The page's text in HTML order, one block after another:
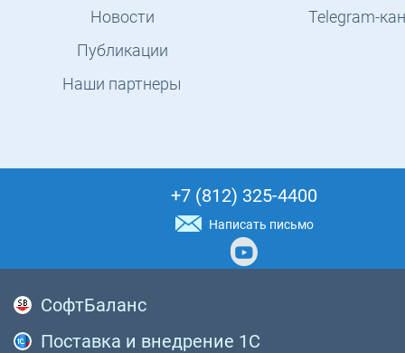
Новости
Публикации
Наши партнеры
Telegram-
+7 (812) 325-4400
Написать письмо
СофтБаланс
Поставка и внедрение 1С